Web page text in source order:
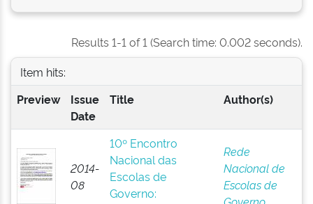
Results 1-1 of 1 (Search time: 0.002 seconds).
Item hits:
Preview
Issue
Date
Title Author(s)
2014-
08
10º Encontro
Nacional das
Escolas de
Governo:
Rede
Nacional de
Escolas de